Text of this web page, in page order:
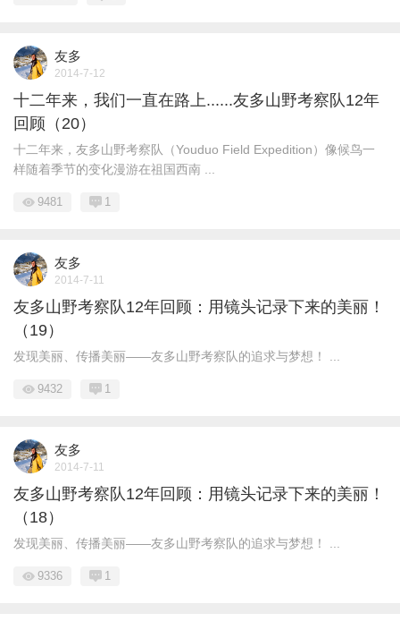
友多
2014-7-12
十二年来，我们一直在路上......友多山野考察队12年
回顾（20）
十二年来，友多山野考察队（Youduo Field Expedition）像候鸟一
样随着季节的变化漫游在祖国西南 ...
9481 1
友多
2014-7-11
友多山野考察队12年回顾：用镜头记录下来的美丽！
（19）
发现美丽、传播美丽——友多山野考察队的追求与梦想！ ...
9432 1
友多
2014-7-11
友多山野考察队12年回顾：用镜头记录下来的美丽！
（18）
发现美丽、传播美丽——友多山野考察队的追求与梦想！ ...
9336 1